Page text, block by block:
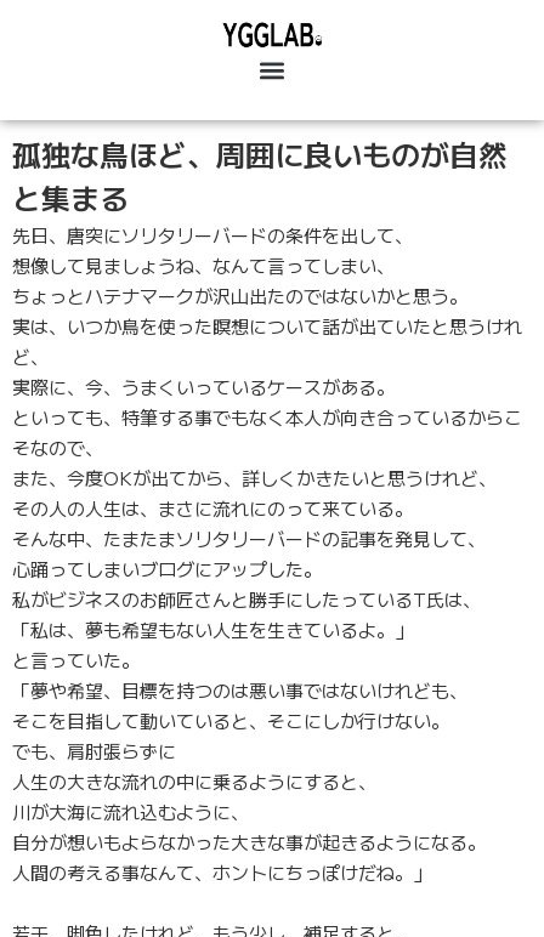
孤独な鳥ほど、周囲に良いものが自然
と集まる
先日、唐突にソリタリーバードの条件を出して、
想像して見ましょうね、なんて言ってしまい、
ちょっとハテナマークが沢山出たのではないかと思う。
実は、いつか鳥を使った瞑想について話が出ていたと思うけれ
ど、
実際に、今、うまくいっているケースがある。
といっても、特筆する事でもなく本人が向き合っているからこ
そなので、
また、今度OKが出てから、詳しくかきたいと思うけれど、
その人の人生は、まさに流れにのって来ている。
そんな中、たまたまソリタリーバードの記事を発見して、
心踊ってしまいブログにアップした。
私がビジネスのお師匠さんと勝手にしたっているT氏は、
「私は、夢も希望もない人生を生きているよ。」
と言っていた。
「夢や希望、目標を持つのは悪い事ではないけれども、
そこを目指して動いていると、そこにしか行けない。
でも、肩肘張らずに
人生の大きな流れの中に乗るようにすると、
川が大海に流れ込むように、
自分が想いもよらなかった大きな事が起きるようになる。
人間の考える事なんて、ホントにちっぽけだね。」